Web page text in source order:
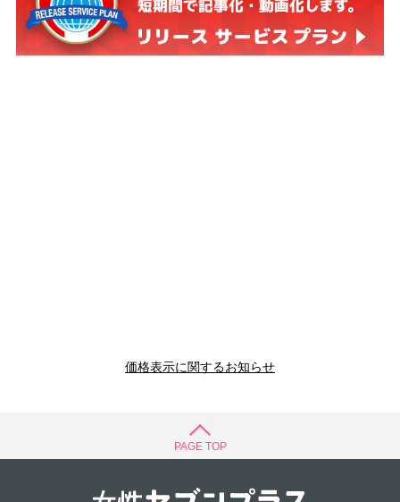
価格表示に関するお知らせ
PAGE TOP